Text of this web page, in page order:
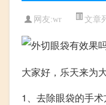
网友:wr 文章
大家好，乐天来为
1、去除眼袋的手术